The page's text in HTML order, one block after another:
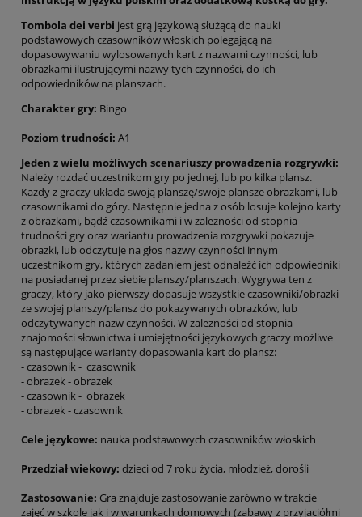
Tombola dei verbi jest grą językową służącą do nauki
podstawowych czasowników włoskich polegającą na
dopasowywaniu wylosowanych kart z nazwami czynności, lub
obrazkami ilustrującymi nazwy tych czynności, do ich
odpowiedników na planszach.
Charakter gry: Bingo
Poziom trudności: A1
Jeden z wielu możliwych scenariuszy prowadzenia rozgrywki:
Należy rozdać uczestnikom gry po jednej, lub po kilka plansz.
Każdy z graczy układa swoją planszę/swoje plansze obrazkami, lub
czasownikami do góry. Następnie jedna z osób losuje kolejno karty
z obrazkami, bądź czasownikami i w zależności od stopnia
trudności gry oraz wariantu prowadzenia rozgrywki pokazuje
obrazki, lub odczytuje na głos nazwy czynności innym
uczestnikom gry, których zadaniem jest odnaleźć ich odpowiedniki
na posiadanej przez siebie planszy/planszach. Wygrywa ten z
graczy, który jako pierwszy dopasuje wszystkie czasowniki/obrazki
ze swojej planszy/plansz do pokazywanych obrazków, lub
odczytywanych nazw czynności. W zależności od stopnia
znajomości słownictwa i umiejętności językowych graczy możliwe
są następujące warianty dopasowania kart do plansz:
- czasownik - czasownik
- obrazek - obrazek
- czasownik - obrazek
- obrazek - czasownik
Cele językowe: nauka podstawowych czasowników włoskich
Przedział wiekowy: dzieci od 7 roku życia, młodzież, dorośli
Zastosowanie: Gra znajduje zastosowanie zarówno w trakcie
zajęć w szkole jak i w warunkach domowych (zabawy z przyjaciółmi